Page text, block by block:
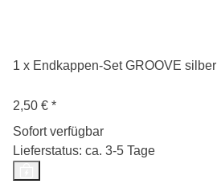
1 x Endkappen-Set GROOVE silber
2,50 € *
Sofort verfügbar
Lieferstatus: ca. 3-5 Tage